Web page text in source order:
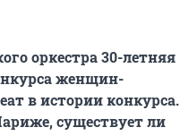
оркестра 30-летняя
женщин-
в истории конкурса.
существует ли